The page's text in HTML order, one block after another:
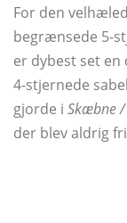
For den
begrænsede 5-
er dybest set
4-stjernede
gjorde i Skæbne /
der blev aldrig